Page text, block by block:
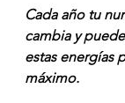
Cada año tu
cambia y
estas energías
máximo.